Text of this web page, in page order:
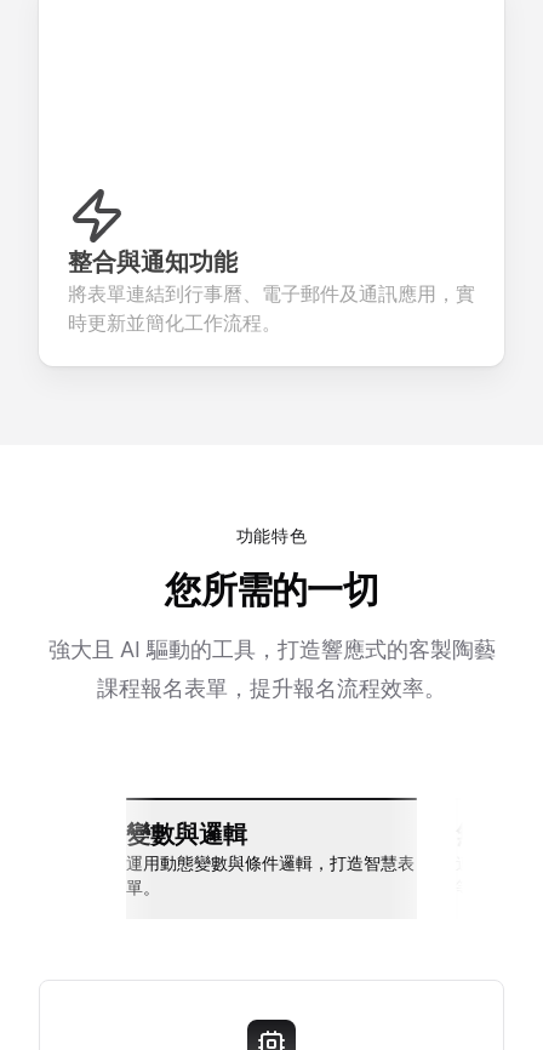
整合與通知功能
將表單連結到行事曆、電子郵件及通訊應用，實
時更新並簡化工作流程。
功能特色
您所需的一切
強大且 AI 驅動的工具，打造響應式的客製陶藝
課程報名表單，提升報名流程效率。
變數與邏輯
運用動態變數與條件邏輯，打造智慧表
單。